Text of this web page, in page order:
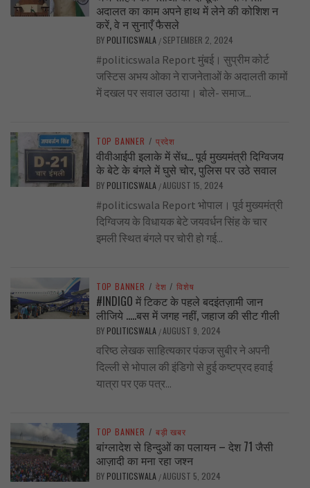
अदालत का काम अपने हाथ में लेने की कोशिश न
करें, वे न सुनाएँ फैसले
BY POLITICSWALA / SEPTEMBER 2, 2024
#politicswala Report मुंबई। सुप्रीम कोर्ट
जस्टिस अभय ओका ने राजनेताओं के अदालती कामों
में दखल पर सवाल उठाया। बोले- समाज...
TOP BANNER / प्रदेश
वीवीआईपी इलाके में सेंध… पूर्व मुख्यमंत्री दिग्विजय
के बेटे के बंगले में घुसे चोर, पुलिस पर उठे सवाल
BY POLITICSWALA /AUGUST 15, 2024
#politicswala Report भोपाल। पूर्व मुख्यमंत्री
दिग्विजय के विधायक बेटे जयवर्धन सिंह के चार
इमली स्थित बंगले पर चोरी हो गई...
TOP BANNER / देश / विशेष
#INDIGO में टिकट के पहले बदइंतज़ामी जान
लीजिये …..बस में जगह नहीं, जहाज की सीट गीली
BY POLITICSWALA /AUGUST 9, 2024
वरिष्ठ लेखक साहित्यकार पंकज सुबीर ने अपनी
दिल्ली से भोपाल की इंडिगो से हुई कष्टप्रद हवाई
यात्रा पर एक पत्र...
TOP BANNER / बड़ी खबर
बांग्लादेश से हिन्दुओं का पलायन – देश 71 जैसी
आज़ादी का मना रहा जश्न
BY POLITICSWALA /AUGUST 5, 2024